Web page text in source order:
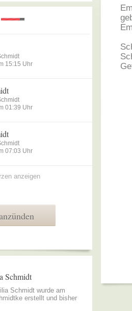
15:15 Uhr
01:39 Uhr
07:03 Uhr
anzeigen
Schmidt
Schmidt wurde am
erstellt und bisher